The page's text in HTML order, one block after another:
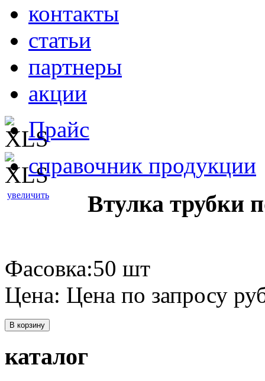
контакты
статьи
партнеры
акции
Прайс
справочник продукции
увеличить Втулка трубки
Фасовка:50 шт
Цена: Цена по запросу
В корзину
каталог